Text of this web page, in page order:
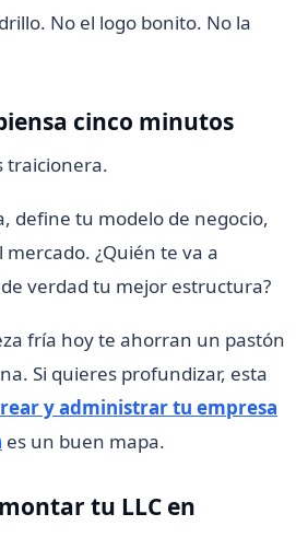
No el logo bonito. No la
cinco minutos
traicionera.
define tu modelo de negocio,
¿Quién te va a
de verdad tu mejor estructura?
fría hoy te ahorran un pastón
Si quieres profundizar, esta
y administrar tu empresa
es un buen mapa.
tu LLC en